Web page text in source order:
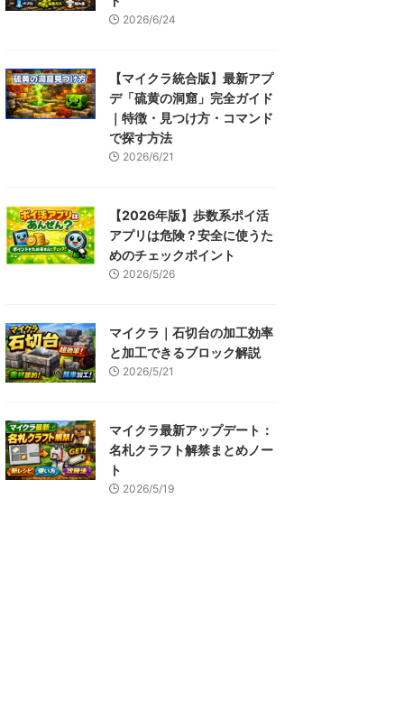
2026/6/24
【マイクラ統合版】最新アプ
デ「硫黄の洞窟」完全ガイド
｜特徴・見つけ方・コマンド
で探す方法
2026/6/21
【2026年版】歩数系ポイ活
アプリは危険？安全に使うた
めのチェックポイント
2026/5/26
マイクラ｜石切台の加工効率
と加工できるブロック解説
2026/5/21
マイクラ最新アップデート：
名札クラフト解禁まとめノー
ト
2026/5/19